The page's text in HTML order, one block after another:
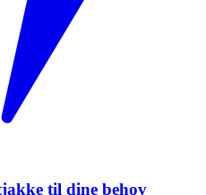
til dine behov